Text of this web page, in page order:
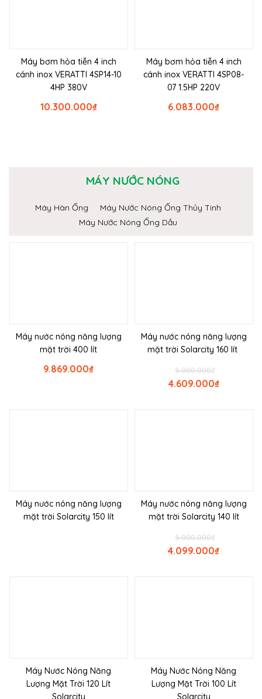
Máy bơm hỏa tiễn 4 inch
cánh inox VERATTI 4SP14-10
4HP 380V
₫
10.300.000
Máy bơm hỏa tiễn 4 inch
cánh inox VERATTI 4SP08-
07 1.5HP 220V
₫
6.083.000
MÁY NƯỚC NÓNG
Máy Hàn Ống
Máy Nước Nóng Ống Thủy Tinh
Máy Nước Nóng Ống Dầu
Máy nước nóng năng lượng
mặt trời 400 lít
₫
9.869.000
Máy nước nóng năng lượng
mặt trời Solarcity 160 lít
₫
5.000.000
₫
4.609.000
Máy nước nóng năng lượng
mặt trời Solarcity 150 lít
Máy nước nóng năng lượng
mặt trời Solarcity 140 lít
₫
5.000.000
₫
4.099.000
Máy Nước Nóng Năng
Lượng Mặt Trời 120 Lít
Solarcity
Máy Nước Nóng Năng
Lượng Mặt Trời 100 Lít
Solarcity